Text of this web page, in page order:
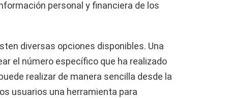
personal y financiera de los
diversas opciones disponibles. Una
el número específico que ha realizado
realizar de manera sencilla desde la
usuarios una herramienta para